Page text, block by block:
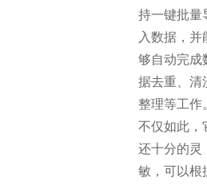
持一键批量
入数据，并
够自动完成
据去重、清
整理等工作
不仅如此，
还十分的灵
敏，可以根